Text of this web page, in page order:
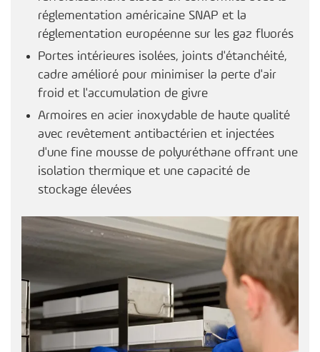
réglementation américaine SNAP et la
réglementation européenne sur les gaz fluorés
Portes intérieures isolées, joints d'étanchéité,
cadre amélioré pour minimiser la perte d'air
froid et l'accumulation de givre
Armoires en acier inoxydable de haute qualité
avec revêtement antibactérien et injectées
d'une fine mousse de polyuréthane offrant une
isolation thermique et une capacité de
stockage élevées